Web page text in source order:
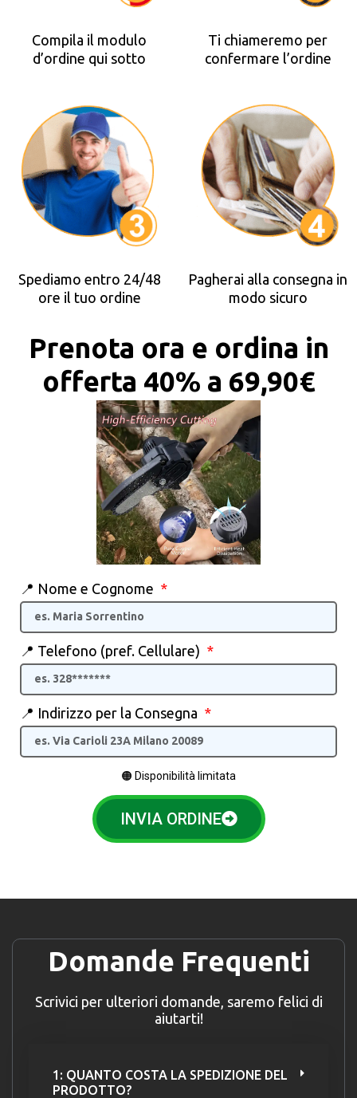
Compila il modulo
d’ordine qui sotto
Ti chiameremo per
confermare l’ordine
Spediamo entro 24/48
ore il tuo ordine
Pagherai alla consegna in
modo sicuro
Prenota ora e ordina in
offerta 40% a 69,90€
📍 Nome e Cognome
📍 Telefono (pref. Cellulare)
📍 Indirizzo per la Consegna
🟠 Disponibilità limitata
INVIA ORDINE
Domande Frequenti
Scrivici per ulteriori domande, saremo felici di
aiutarti!
1: QUANTO COSTA LA SPEDIZIONE DEL
PRODOTTO?